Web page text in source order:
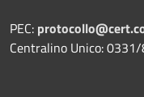
PEC:
Centralino Unico: